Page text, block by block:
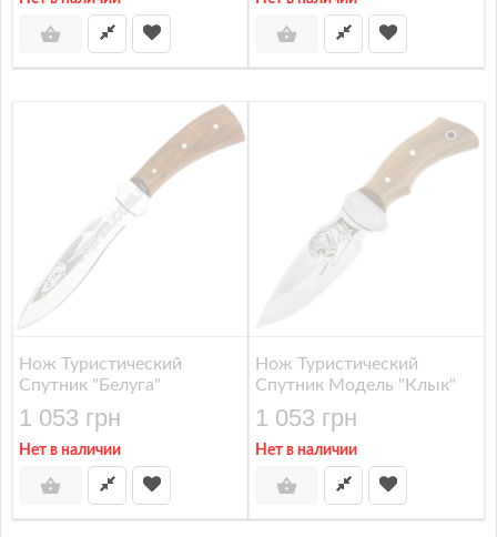
Нож Туристический
Спутник "Белуга"
1 053 грн
Нет в наличии
Нож Туристический
Спутник Модель "Клык"
1 053 грн
Нет в наличии